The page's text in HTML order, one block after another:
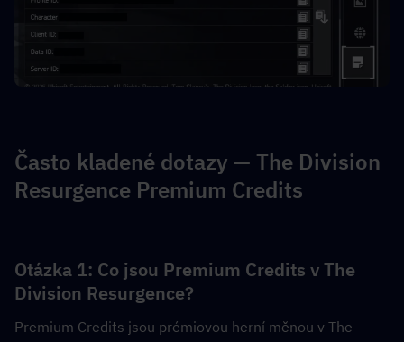
Často kladené dotazy — The Division
Resurgence Premium Credits
Otázka 1: Co jsou Premium Credits v The
Division Resurgence?
Premium Credits jsou prémiovou herní měnou v The